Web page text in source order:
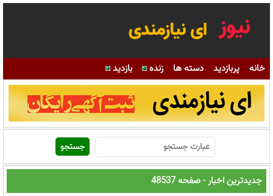
خانه پربازدید دسته ها زنده بازدید
جدیدترین اخبار - صفحه 48537